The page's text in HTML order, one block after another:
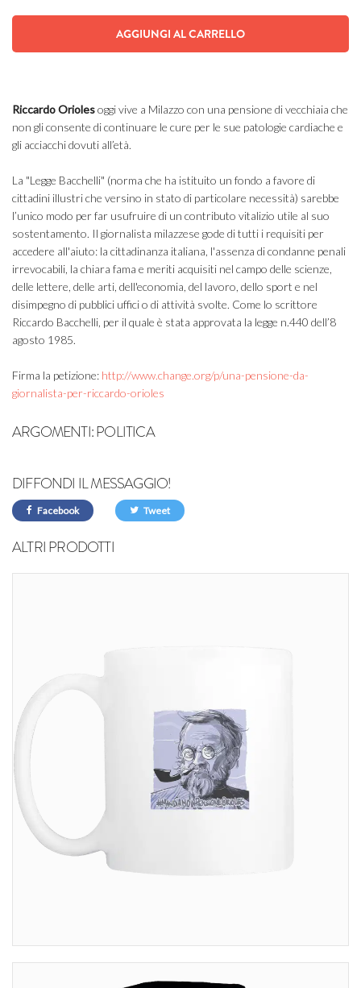
AGGIUNGI AL CARRELLO
Riccardo Oriolesoggi vive a Milazzo con una pensione di vecchiaia che
non gli consente di continuare le cure per le sue patologie cardiache e
gli acciacchi dovuti all’età.
La "Legge Bacchelli" (norma che ha istituito un fondo a favore di
cittadini illustri che versino in stato di particolare necessità) sarebbe
l’unico modo per far usufruire di un contributo vitalizio utile al suo
sostentamento. Il giornalista milazzese gode di tutti i requisiti per
accedere all'aiuto: la cittadinanza italiana, l'assenza di condanne penali
irrevocabili, la chiara fama e meriti acquisiti nel campo delle scienze,
delle lettere, delle arti, dell'economia, del lavoro, dello sport e nel
disimpegno di pubblici uffici o di attività svolte. Come lo scrittore
Riccardo Bacchelli, per il quale è stata approvata la legge n.440 dell’8
agosto 1985.
Firma la petizione: http://www.change.org/p/una-pensione-da-
giornalista-per-riccardo-orioles
ARGOMENTI:POLITICA
DIFFONDI IL MESSAGGIO!
Facebook Tweet
ALTRI PRODOTTI